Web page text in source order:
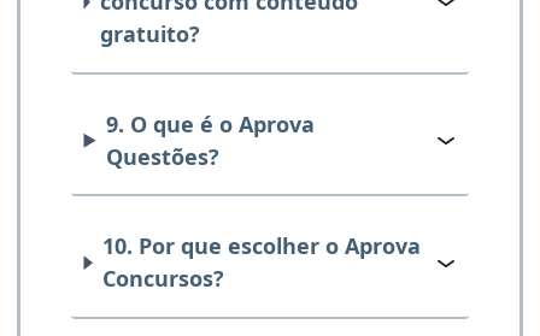
gratuito?
9. O que é o Aprova
Questões?
10. Por que escolher o Aprova
Concursos?